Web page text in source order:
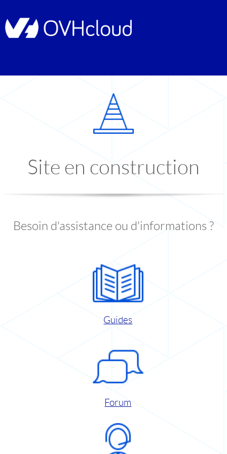
Site en construction
Besoin d'assistance ou d'informations ?
Guides
Forum